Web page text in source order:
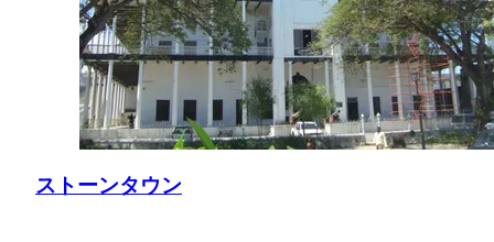
ストーンタウン